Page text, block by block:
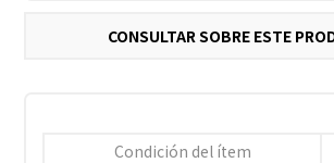
CONSULTAR SOBRE ESTE
Condición del ítem